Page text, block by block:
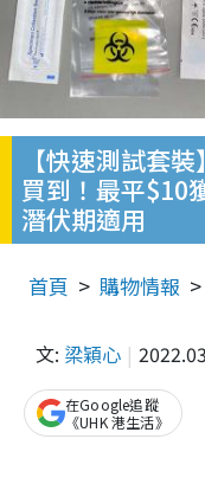
【快速測試套
買到！最平$10
潛伏期適用
首頁 購物情報
文: 梁穎心
在Google追蹤
《UHK 港生活》